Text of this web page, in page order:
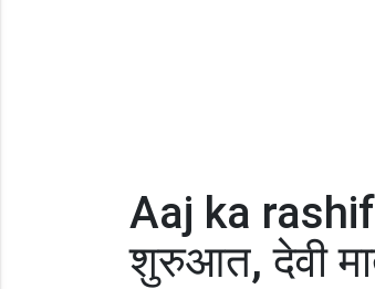
Aaj ka
शुरुआत, देवी